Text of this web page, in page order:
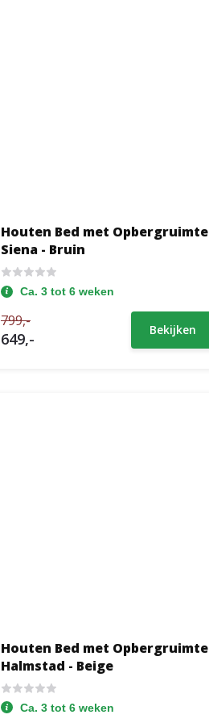
Houten Bed met Opbergruimte
Siena - Bruin
Ca. 3 tot 6 weken
799,-
649,- Bekijken
Houten Bed met Opbergruimte
Halmstad - Beige
Ca. 3 tot 6 weken